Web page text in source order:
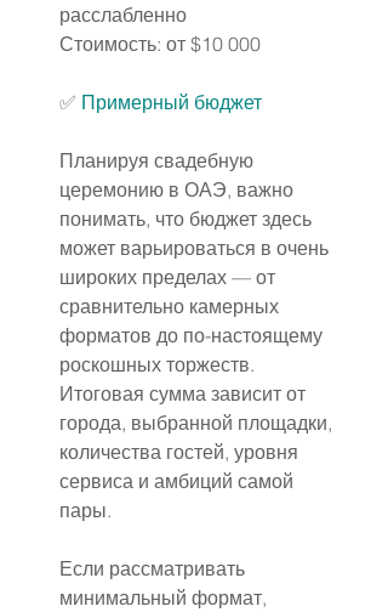
расслабленно
Стоимость: от $10 000
✅️ Примерный бюджет
Планируя свадебную
церемонию в ОАЭ, важно
понимать, что бюджет здесь
может варьироваться в очень
широких пределах — от
сравнительно камерных
форматов до по-настоящему
роскошных торжеств.
Итоговая сумма зависит от
города, выбранной площадки,
количества гостей, уровня
сервиса и амбиций самой
пары.
Если рассматривать
минимальный формат,